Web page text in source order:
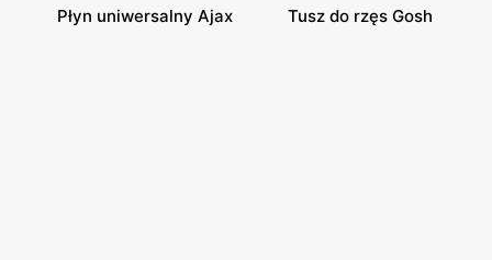
Płyn uniwersalny Ajax Tusz do rzęs Gosh